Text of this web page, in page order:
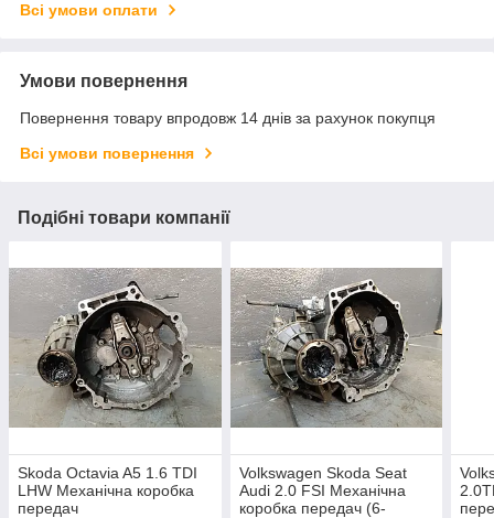
Всі умови оплати
Умови повернення
Повернення товару впродовж 14 днів за рахунок покупця
Всі умови повернення
Подібні товари компанії
Skoda Octavia A5 1.6 TDI
LHW Механічна коробка
передач
Volkswagen Skoda Seat
Audi 2.0 FSI Механічна
коробка передач (6-